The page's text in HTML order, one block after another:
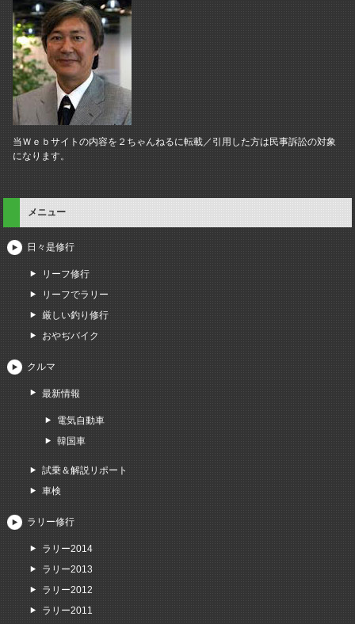
当Ｗｅｂサイトの内容を２ちゃんねるに転載／引用した方は民事訴訟の対象
になります。
メニュー
日々是修行
リーフ修行
リーフでラリー
厳しい釣り修行
おやぢバイク
クルマ
最新情報
電気自動車
韓国車
試乗＆解説リポート
車検
ラリー修行
ラリー2014
ラリー2013
ラリー2012
ラリー2011